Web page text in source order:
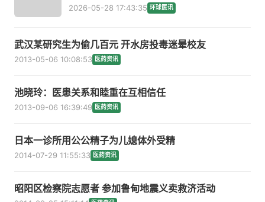
2026-05-28 17:43:35 环球医讯
武汉某研究生为偷几百元 开水房投毒迷晕校友
2013-05-06 10:08:53 医药资讯
池晓玲：医患关系和睦重在互相信任
2013-09-06 16:39:49 医药资讯
日本一诊所用公公精子为儿媳体外受精
2014-07-29 11:55:33 医药资讯
昭阳区检察院志愿者 参加鲁甸地震义卖救济活动